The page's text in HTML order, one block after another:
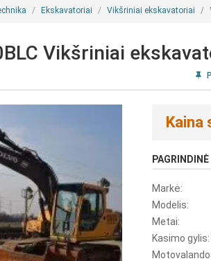
Ekskavatoriai Vikšriniai ekskavatoriai
Vikšriniai
Kaina
Markė:
Modelis:
Metai:
Kasimo gylis: